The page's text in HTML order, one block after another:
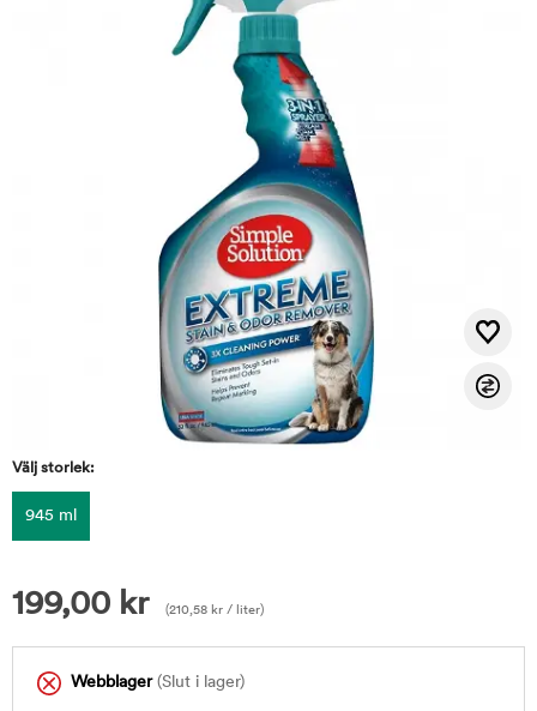
Välj storlek:
945 ml
199,00 kr (210,58 kr / liter)
Webblager(Slut i lager)